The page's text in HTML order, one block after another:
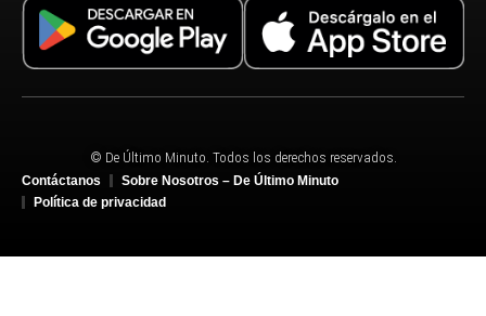
© De Último Minuto. Todos los derechos reservados.
Contáctanos
Sobre Nosotros – De Último Minuto
Política de privacidad